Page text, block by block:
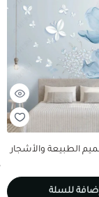
الطبيعة والأشجار
للسلة